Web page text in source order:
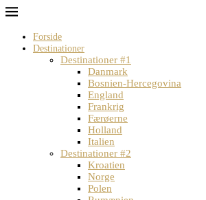
Forside
Destinationer
Destinationer #1
Danmark
Bosnien-Hercegovina
England
Frankrig
Færøerne
Holland
Italien
Destinationer #2
Kroatien
Norge
Polen